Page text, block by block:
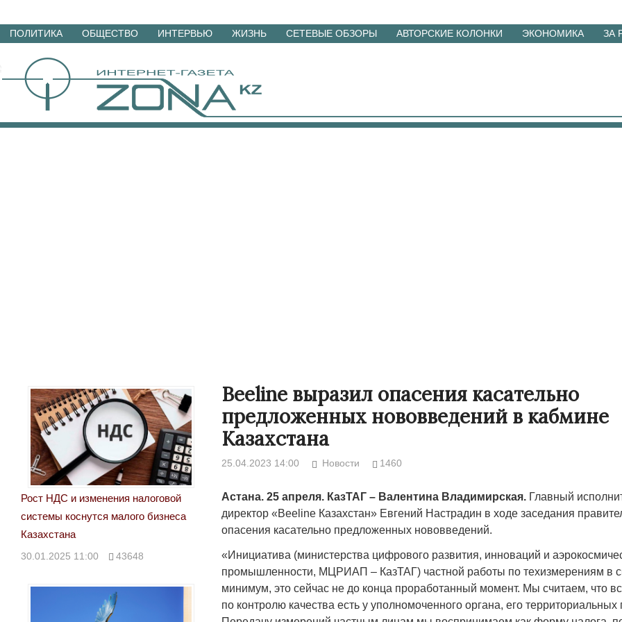
Перейти
материалам
ПОЛИТИКА ОБЩЕСТВО ИНТЕРВЬЮ ЖИЗНЬ СЕТЕВЫЕ ОБЗОРЫ АВТОРСКИЕ КОЛОНКИ ЭКОНОМИКА ЗА
Beeline выразил опасения касательно
предложенных нововведений в кабмине
Казахстана
25.04.2023 14:00 Новости 1460
Астана. 25 апреля. КазТАГ – Валентина Владимирская. Главный
директор «Beeline Казахстан» Евгений Настрадин в ходе заседания
опасения касательно предложенных нововведений.
«Инициатива (министерства цифрового развития, инноваций и
промышленности, МЦРИАП – КазТАГ) частной работы по техизмерениям в
минимум, это сейчас не до конца проработанный момент. Мы считаем, что
по контролю качества есть у уполномоченного органа, его территориальных
Рост НДС и изменения налоговой
системы коснутся малого бизнеса
Казахстана
30.01.2025 11:00 43648
Народ выбрал свет
17.10.2024 17:00 29972
Дарига не
мошенниками
30.10.2024